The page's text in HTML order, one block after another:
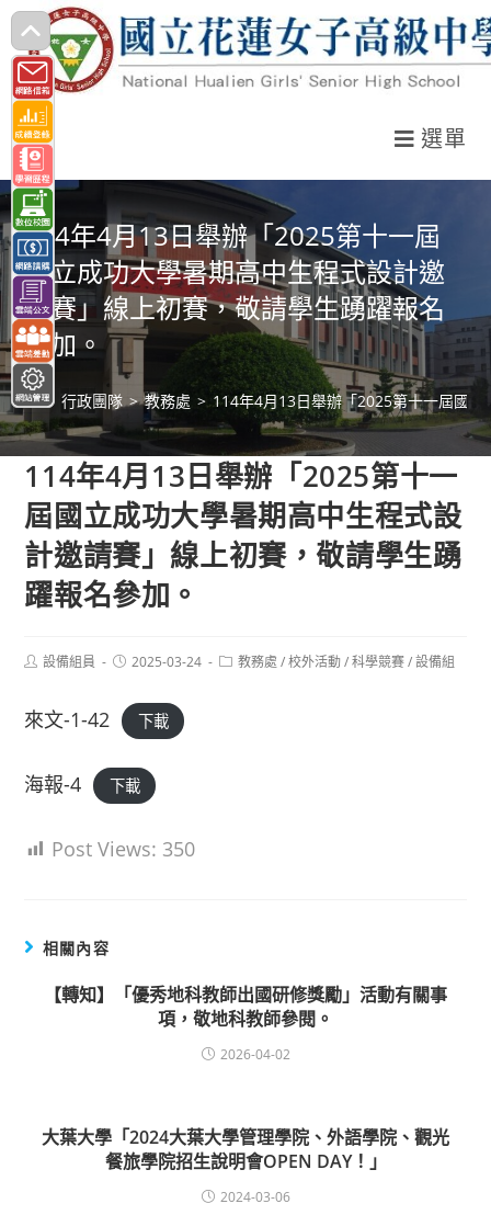
跳
轉
至
主
要
內
容
選單
114年4月13日舉辦「2025第十一屆
國立成功大學暑期高中生程式設計邀
請賽」線上初賽，敬請學生踴躍報名
參加。
> 行政團隊 > 教務處 > 114年4月13日舉辦「2025第十一屆國
114年4月13日舉辦「2025第十一
屆國立成功大學暑期高中生程式設
計邀請賽」線上初賽，敬請學生踴
躍報名參加。
Post設備組員
Post2025-03-24
Post教務處 / 校外活動 / 科學競賽 / 設備組
來文-1-42 下載
海報-4 下載
Post Views: 350
相關內容
【轉知】「優秀地科教師出國研修獎勵」活動有關事
項，敬地科教師參閱。
2026-04-02
大葉大學「2024大葉大學管理學院、外語學院、觀光
餐旅學院招生說明會OPEN DAY！」
2024-03-06